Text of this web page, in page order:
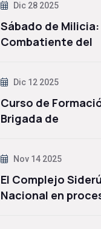
Dic 28 2025
Sábado de
Combatiente del
Dic 12 2025
Curso de
Brigada de
Nov 14 2025
El Complejo
Nacional en